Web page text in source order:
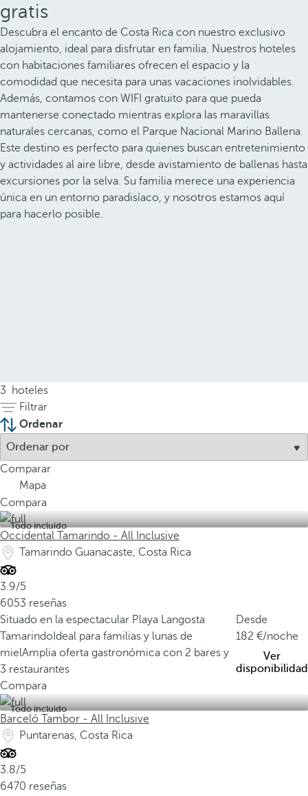
gratis
Descubra el encanto de Costa Rica con nuestro exclusivo
alojamiento, ideal para disfrutar en familia. Nuestros hoteles
con habitaciones familiares ofrecen el espacio y la
comodidad que necesita para unas vacaciones inolvidables.
Además, contamos con WIFI gratuito para que pueda
mantenerse conectado mientras explora las maravillas
naturales cercanas, como el Parque Nacional Marino Ballena.
Este destino es perfecto para quienes buscan entretenimiento
y actividades al aire libre, desde avistamiento de ballenas hasta
excursiones por la selva. Su familia merece una experiencia
única en un entorno paradisíaco, y nosotros estamos aquí
para hacerlo posible.
3
hoteles
Filtrar
Ordenar
Comparar
Mapa
Compara
Todo incluido
Occidental Tamarindo - All Inclusive
Tamarindo Guanacaste, Costa Rica
3.9/5
6053 reseñas
Situado en la espectacular Playa Langosta
Tamarindo Ideal para familias y lunas de
mielAmplia oferta gastronómica con 2 bares y
3 restaurantes
Desde
182
/noche
Ver
disponibilidad
Compara
Todo incluido
Barceló Tambor - All Inclusive
Puntarenas, Costa Rica
3.8/5
6470 reseñas